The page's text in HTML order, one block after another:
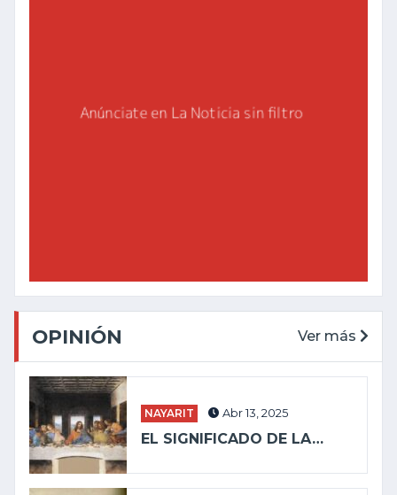
OPINIÓN Ver más
NAYARIT Abr 13, 2025
EL SIGNIFICADO DE LA…